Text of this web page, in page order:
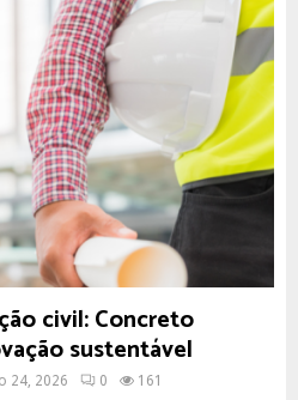
civil: Concreto
sustentável
24, 2026 0 161